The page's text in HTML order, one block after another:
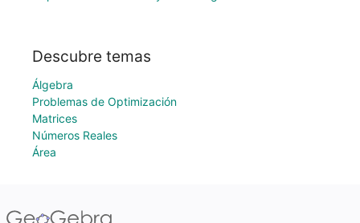
Descubre temas
Álgebra
Problemas de Optimización
Matrices
Números Reales
Área